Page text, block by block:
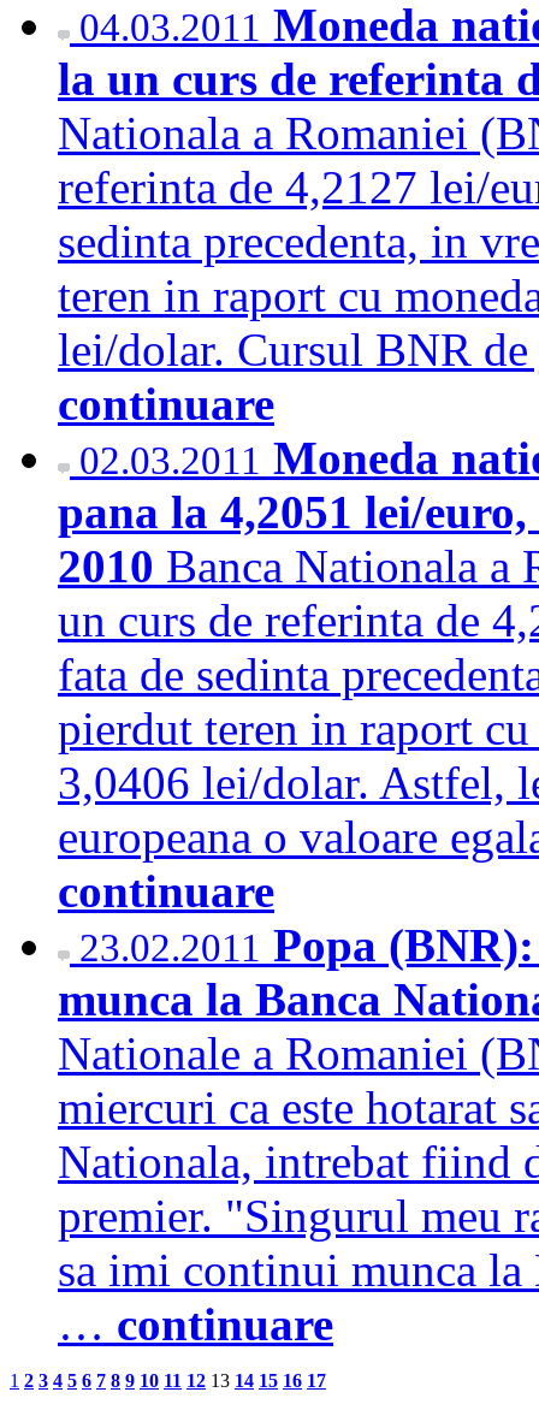
04.03.2011 Moneda
la un curs de referinta
Nationala a Romaniei
referinta de 4,2127 lei/
sedinta precedenta, in
teren in raport cu
lei/dolar. Cursul BNR
continuare
02.03.2011 Moneda
pana la 4,2051 lei/
2010 Banca Nationala a
un curs de referinta de
fata de sedinta
pierdut teren in raport
3,0406 lei/dolar. Astfel,
europeana o valoare
continuare
23.02.2011 Popa
munca la Banca
Nationale a Romaniei
miercuri ca este hotarat
Nationala, intrebat fiind
premier. "Singurul meu
sa imi continui munca la
… continuare
1 2 3 4 5 6 7 8 9 10 11 12 13 14 15 16 17